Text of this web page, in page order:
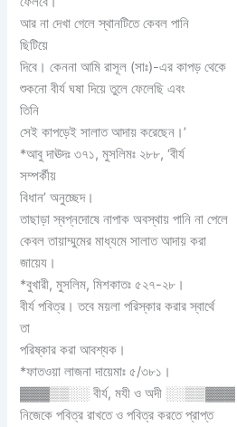
আর না দেখা গেলে স্থানটিতে কেবল পানি
ছিটিয়ে
দিবে। কেননা আমি রাসূল (সাঃ)-এর কাপড় থেকে
শুকনো বীর্য ঘষা দিয়ে তুলে ফেলেছি এবং
তিনি
সেই কাপড়েই সালাত আদায় করেছেন।’
*আবু দাঊদঃ ৩৭১, মুসলিমঃ ২৮৮, ‘বীর্য
সম্পর্কীয়
বিধান’ অনুচ্ছেদ।
তাছাড়া স্বপ্নদোষে নাপাক অবস্থায় পানি না পেলে
কেবল তায়াম্মুমের মাধ্যমে সালাত আদায় করা
জায়েয।
*বুখারী, মুসলিম, মিশকাতঃ ৫২৭-২৮।
বীর্য পবিত্র। তবে ময়লা পরিস্কার করার স্বার্থে
তা
পরিষ্কার করা আবশ্যক।
*ফাতওয়া লাজনা দায়েমাঃ ৫/৩৮১।
▓▓▓▒▒░░ বীর্য, মযী ও অদী ░░▒▒▓▓▓
নিজেকে পবিত্র রাখতে ও পবিত্র করতে প্রাপ্ত